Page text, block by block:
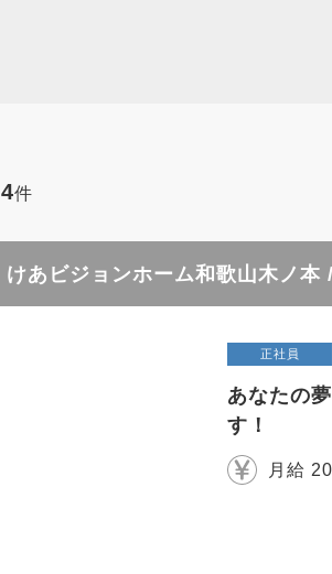
4件
けあビジョンホーム和歌山木ノ本
正社員
あなたの
す！
月給